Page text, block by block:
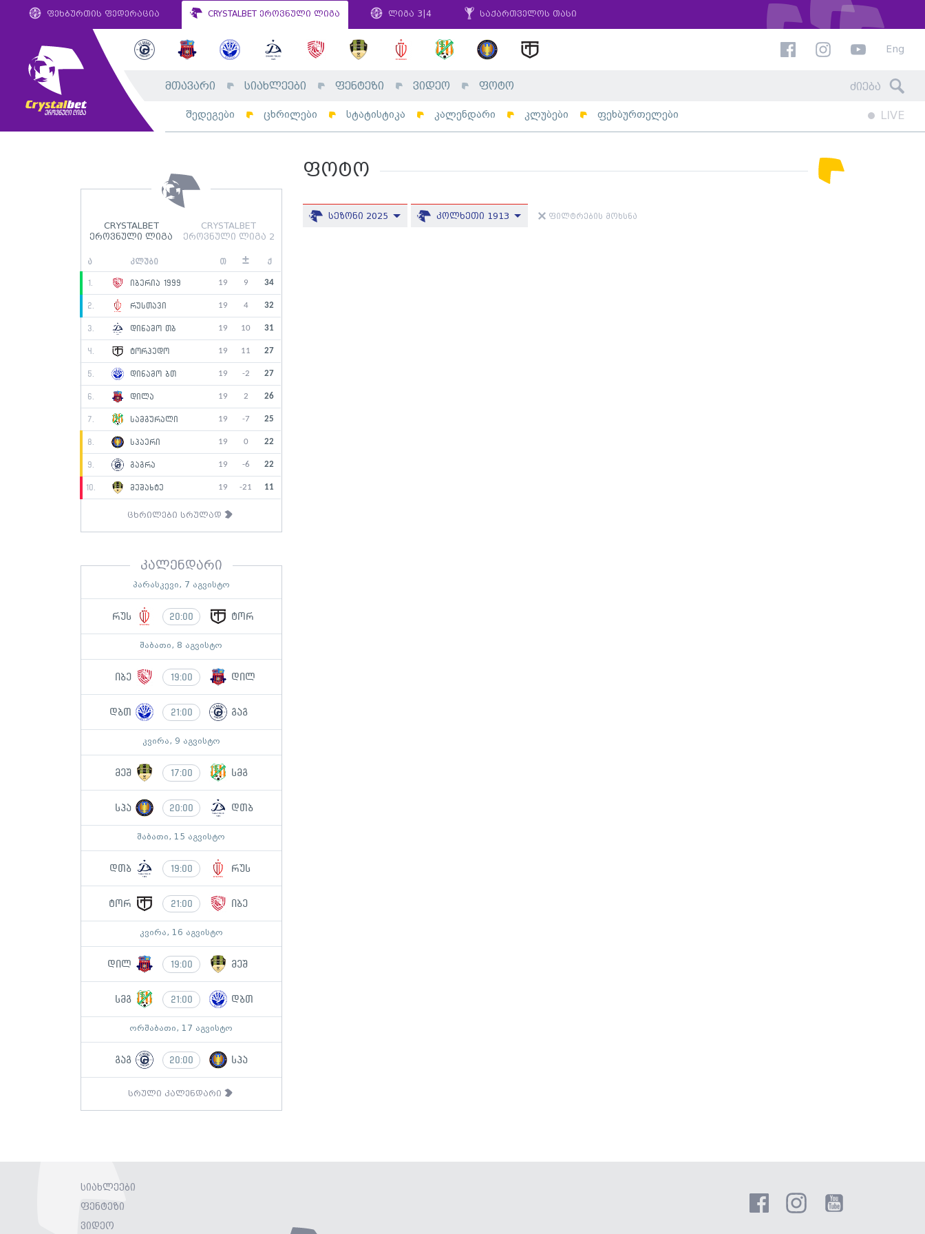
ფეხბურთის ფედერაცია CRYSTALBET ეროვნული ლიგა ლიგა 3|4 საქართველოს თასი
Eng
მთავარი სიახლეები ფენტეზი ვიდეო ფოტო
შედეგები ცხრილები სტატისტიკა კალენდარი კლუბები ფეხბურთელები LIVE
CRYSTALBET
ეროვნული ლიგა
CRYSTALBET
ეროვნული ლიგა 2
ა კლუბი თ ± ქ
1. იბერია 1999 19 9 34
2. რუსთავი 19 4 32
3. დინამო თბ 19 10 31
4. ტორპედო 19 11 27
5. დინამო ბთ 19 -2 27
6. დილა 19 2 26
7. სამგურალი 19 -7 25
8. სპაერი 19 0 22
9. გაგრა 19 -6 22
10. მეშახტე 19 -21 11
ცხრილები სრულად
კალენდარი
პარასკევი, 7 აგვისტო
რუს 20:00 ტორ
შაბათი, 8 აგვისტო
იბე 19:00 დილ
დბთ 21:00 გაგ
კვირა, 9 აგვისტო
მეშ 17:00 სმგ
სპა 20:00 დთბ
შაბათი, 15 აგვისტო
დთბ 19:00 რუს
ტორ 21:00 იბე
კვირა, 16 აგვისტო
დილ 19:00 მეშ
სმგ 21:00 დბთ
ორშაბათი, 17 აგვისტო
გაგ 20:00 სპა
სრული კალენდარი
ფოტო
სეზონი 2025 კოლხეთი 1913 ფილტრების მოხსნა
სიახლეები
ფენტეზი
ვიდეო